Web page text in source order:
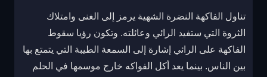
تناول الفاكهة النضرة الشهية يرمز إلى الغنى وامتلاك
الثروة التي ستفيد الرائي وعائلته. وتكون رؤيا سقوط
الفاكهة على الرائي إشارة إلى السمعة الطيبة التي يتمتع بها
بين الناس. بينما يعد أكل الفواكه خارج موسمها في الحلم